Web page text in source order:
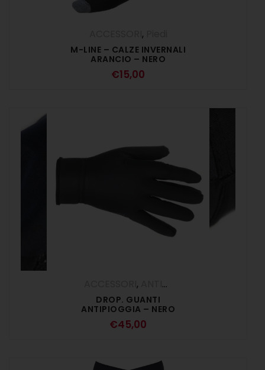
,
M-LINE – CALZE INVERNALI
ARANCIO – NERO
€15,00
,
DROP. GUANTI
ANTIPIOGGIA – NERO
€45,00